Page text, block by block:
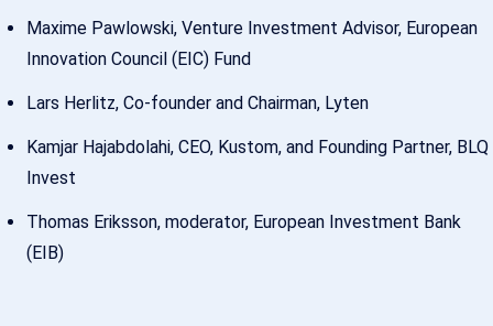
Maxime Pawlowski, Venture Investment Advisor, European
Innovation Council (EIC) Fund
Lars Herlitz, Co-founder and Chairman, Lyten
Kamjar Hajabdolahi, CEO, Kustom, and Founding Partner, BLQ
Invest
Thomas Eriksson, moderator, European Investment Bank
(EIB)